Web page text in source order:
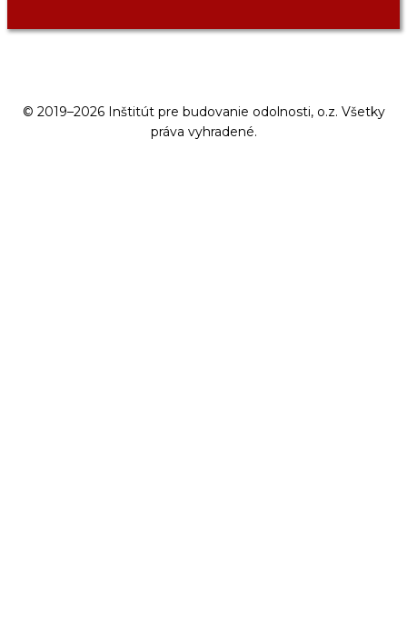
© 2019–2026 Inštitút pre budovanie odolnosti, o.z. Všetky
práva vyhradené.